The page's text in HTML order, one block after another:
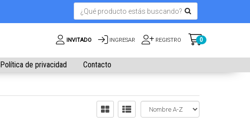
INVITADO INGRESAR REGISTRO 0
Política de privacidad Contacto